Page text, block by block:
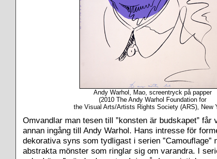
Andy Warhol, Mao, screentryck på papper
(2010 The Andy Warhol Foundation for
the Visual Arts/Artists Rights Society (ARS), New
Omvandlar man tesen till ”konsten är budskapet” får
annan ingång till Andy Warhol. Hans intresse för
dekorativa syns som tydligast i serien ”Camouflage”
abstrakta mönster som ringlar sig om varandra. I